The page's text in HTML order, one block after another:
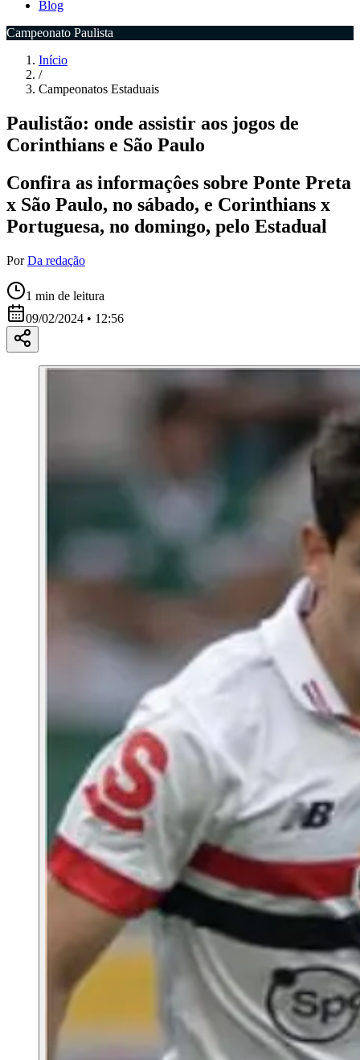
Blog
Campeonato Paulista
Início
/
Campeonatos Estaduais
Paulistão: onde assistir aos jogos de
Corinthians e São Paulo
Confira as informaçôes sobre Ponte Preta
x São Paulo, no sábado, e Corinthians x
Portuguesa, no domingo, pelo Estadual
Por Da redação
1 min de leitura
09/02/2024 • 12:56